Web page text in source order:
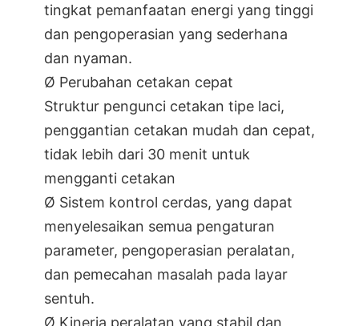
tingkat pemanfaatan energi yang tinggi
dan pengoperasian yang sederhana
dan nyaman.
Ø Perubahan cetakan cepat
Struktur pengunci cetakan tipe laci,
penggantian cetakan mudah dan cepat,
tidak lebih dari 30 menit untuk
mengganti cetakan
Ø Sistem kontrol cerdas, yang dapat
menyelesaikan semua pengaturan
parameter, pengoperasian peralatan,
dan pemecahan masalah pada layar
sentuh.
Ø Kinerja peralatan yang stabil dan